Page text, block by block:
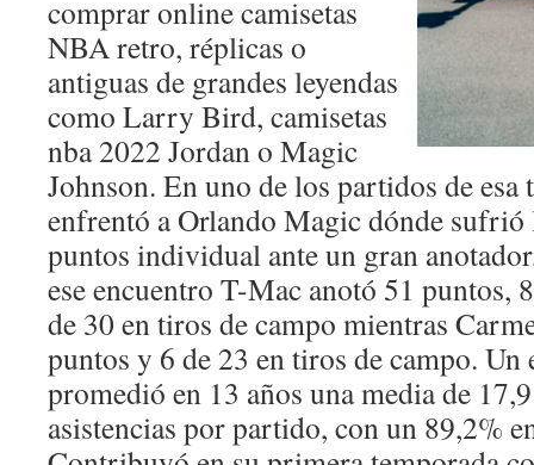
comprar online camisetas
NBA retro, réplicas o
antiguas de grandes leyendas
como Larry Bird, camisetas
nba 2022 Jordan o Magic
Johnson. En uno de los partidos de
enfrentó a Orlando Magic dónde sufrió
puntos individual ante un gran
ese encuentro T-Mac anotó 51
de 30 en tiros de campo mientras
puntos y 6 de 23 en tiros de campo. Un
promedió en 13 años una media de
asistencias por partido, con un 89,2%